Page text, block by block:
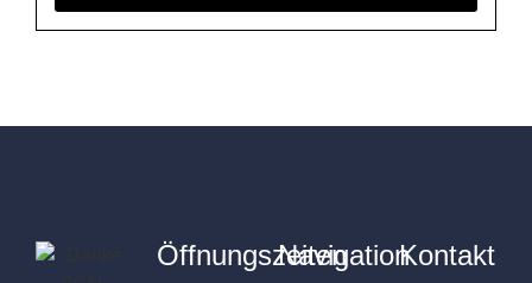
Öffnungszeiten
NavigationKontakt